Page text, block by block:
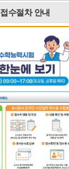
2 3 4 5
수절차 안내